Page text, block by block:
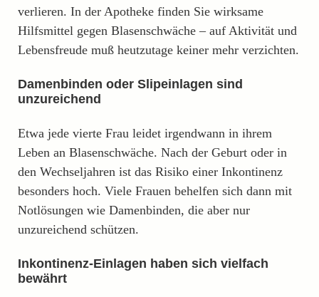
verlieren. In der Apotheke finden Sie wirksame
Hilfsmittel gegen Blasenschwäche – auf Aktivität und
Lebensfreude muß heutzutage keiner mehr verzichten.
Damenbinden oder Slipeinlagen sind
unzureichend
Etwa jede vierte Frau leidet irgendwann in ihrem
Leben an Blasenschwäche. Nach der Geburt oder in
den Wechseljahren ist das Risiko einer Inkontinenz
besonders hoch. Viele Frauen behelfen sich dann mit
Notlösungen wie Damenbinden, die aber nur
unzureichend schützen.
Inkontinenz-Einlagen haben sich vielfach
bewährt